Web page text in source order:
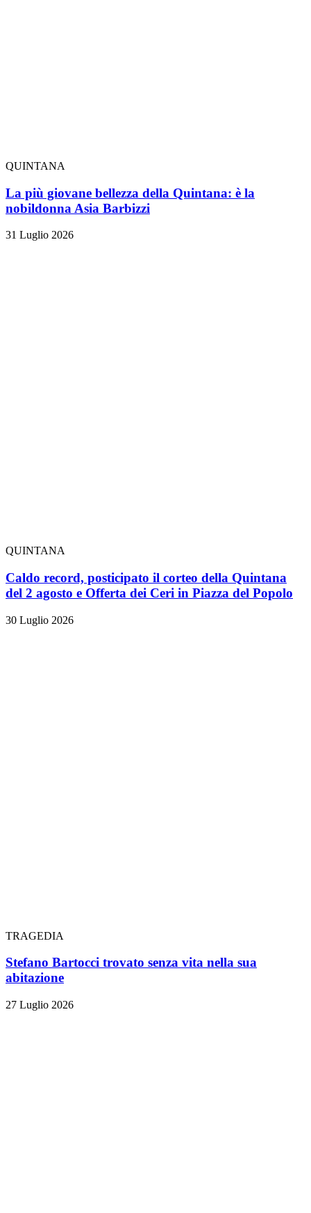
QUINTANA
La più giovane bellezza della Quintana: è la
nobildonna Asia Barbizzi
31 Luglio 2026
QUINTANA
Caldo record, posticipato il corteo della Quintana
del 2 agosto e Offerta dei Ceri in Piazza del Popolo
30 Luglio 2026
TRAGEDIA
Stefano Bartocci trovato senza vita nella sua
abitazione
27 Luglio 2026